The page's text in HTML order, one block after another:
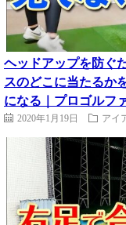
ヘッドアップを防ぐ
スのどこに当たるか
になる｜プロゴルフ
2020年1月19日 アイ